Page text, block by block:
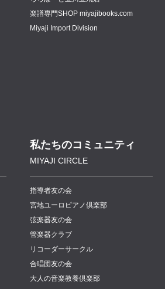
楽譜専門SHOP miyajibooks.com
Miyaji Import Division
私たちのコミュニティ
MIYAJI CIRCLE
指導者友の会
宮地ユーロピアノ倶楽部
弦楽器友の会
管楽器クラブ
リコーダーサークル
合唱団友の会
大人の音楽教養倶楽部